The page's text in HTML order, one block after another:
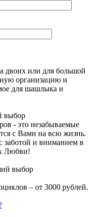
двоих или для большой
организацию и
для шашлыка и
выбор
- это незабываемые
с Вами на всю жизнь.
и вниманием в
Любви!
– от 3000 рублей.